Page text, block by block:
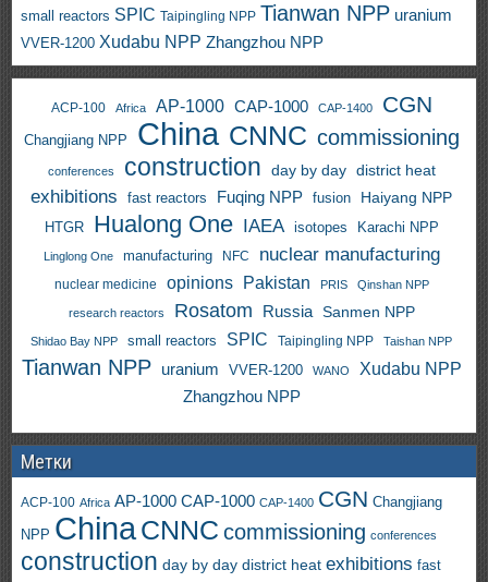
small reactors SPIC Taipingling NPP Tianwan NPP uranium
VVER-1200 Xudabu NPP Zhangzhou NPP
ACP-100 Africa AP-1000 CAP-1000 CAP-1400 CGN
Changjiang NPP China CNNC commissioning
conferences construction day by day district heat
exhibitions fast reactors Fuqing NPP fusion Haiyang NPP
HTGR Hualong One IAEA isotopes Karachi NPP
Linglong One manufacturing NFC nuclear manufacturing
nuclear medicine opinions Pakistan PRIS Qinshan NPP
research reactors Rosatom Russia Sanmen NPP
Shidao Bay NPP small reactors SPIC Taipingling NPP Taishan NPP
Tianwan NPP uranium VVER-1200 WANO
Xudabu NPP
Zhangzhou NPP
Метки
ACP-100 Africa AP-1000 CAP-1000 CAP-1400 CGN Changjiang
NPP ChinaCNNC commissioning conferences
construction day by day district heat exhibitions fast